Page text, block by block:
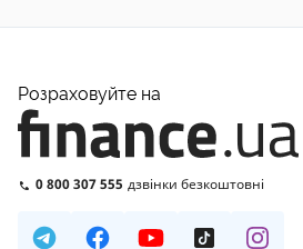
Розраховуйте на
0 800 307 555 дзвінки безкоштовні